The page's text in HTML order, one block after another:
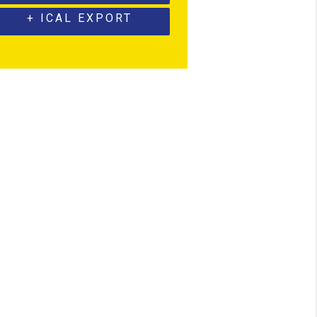
+ ICAL EXPORT